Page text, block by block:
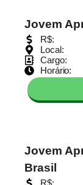
Jovem
R$:
Local:
Cargo:
Horário:
Jovem
Brasil
R$: